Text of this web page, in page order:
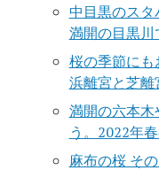
中目黒のス
満開の目黒川
桜の季節に
浜離宮と芝離
満開の六本
う。2022年
麻布の桜 そ